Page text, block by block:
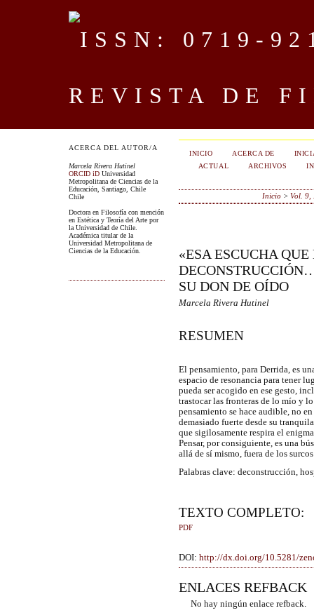
REVISTA DE
ACERCA DEL AUTOR/A
Marcela Rivera Hutinel
ORCID iD Universidad
Metropolitana de Ciencias de la
Educación, Santiago, Chile
Chile
Doctora en Filosofía con mención
en Estética y Teoría del Arte por
la Universidad de Chile.
Académica titular de la
Universidad Metropolitana de
Ciencias de la Educación.
INICIO ACERCA DE
ACTUAL
ARCHIVOS
Inicio >Vol. 9,
«ESA ESCUCHA
SU DON DE OÍDO
Marcela Rivera Hutinel
RESUMEN
El pensamiento, para Derrida, es
espacio de resonancia para tener
pueda ser acogido en ese gesto,
trastocar las fronteras de lo mío y
pensamiento se hace audible, no
demasiado fuerte desde su
que sigilosamente respira el
Pensar, por consiguiente, es una
allá de sí mismo, fuera de los
Palabras clave: deconstrucción,
TEXTO COMPLETO:
PDF
DOI: http://dx.doi.org/10.5281/
ENLACES REFBACK
No hay ningún enlace refback.